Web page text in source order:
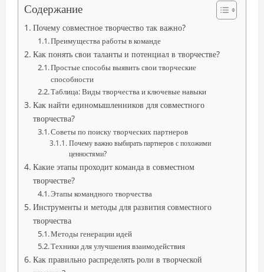
Содержание
Почему совместное творчество так важно?
Преимущества работы в команде
Как понять свои таланты и потенциал в творчестве?
Простые способы выявить свои творческие
способности
Таблица: Виды творчества и ключевые навыки
Как найти единомышленников для совместного
творчества?
Советы по поиску творческих партнеров
Почему важно выбирать партнеров с похожими
ценностями?
Какие этапы проходит команда в совместном
творчестве?
Этапы командного творчества
Инструменты и методы для развития совместного
творчества
Методы генерации идей
Техники для улучшения взаимодействия
Как правильно распределять роли в творческой